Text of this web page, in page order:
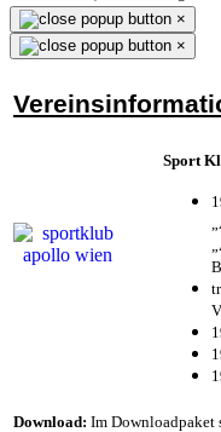
×
×
Sport
Download: Im Downloadpaket